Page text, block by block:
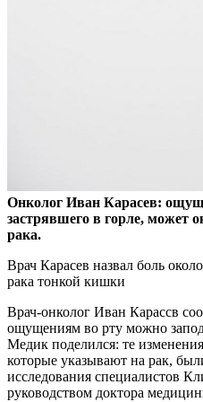
Онколог Иван Карасев:
застрявшего в горле, может
рака.
Врач Карасев назвал боль
рака тонкой кишки
Врач-онколог Иван Карассв
ощущениям во рту можно
Медик поделился: те
которые указывают на рак,
исследования специалистов
руководством доктора